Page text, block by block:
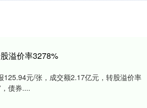
溢价率3278%
元/张，成交额2.17亿元，转股溢价率
债券....